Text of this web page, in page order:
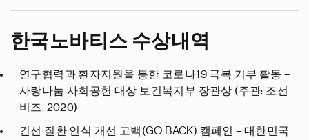
한국노바티스 수상내역
연구협력과 환자지원을 통한 코로나19 극복 기부 활동 –
사랑나눔 사회공헌 대상 보건복지부 장관상 (주관: 조선
비즈, 2020)
건선 질환 인식 개선 고백(GO BACK) 캠페인 – 대한민국